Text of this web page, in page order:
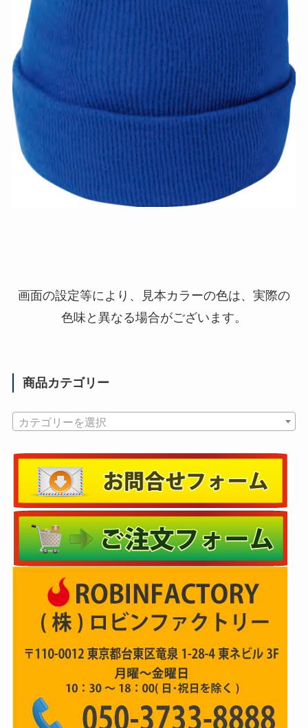
画面の設定等により、見本カラーの色は、実際の
色味と異なる場合がございます。
商品カテゴリー
カテゴリーを選択